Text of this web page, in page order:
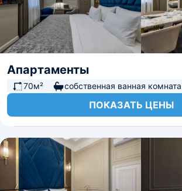
Апартаменты
70м² собственная ванная комната
ПОКАЗАТЬ ЦЕНЫ